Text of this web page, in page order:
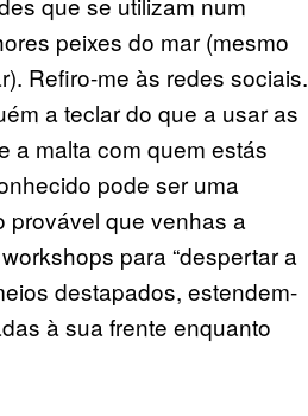
peixes do mar (mesmo
Refiro-me às redes sociais.
a teclar do que a usar as
a malta com quem estás
pode ser uma
provável que venhas a
para “despertar a
destapados, estendem-
à sua frente enquanto